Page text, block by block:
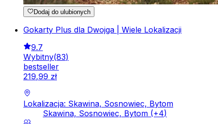
Dodaj do ulubionych
Gokarty Plus dla Dwojga | Wiele Lokalizacji
9.7
Wybitny(83)
bestseller
219,99 zł
Lokalizacja: Skawina, Sosnowiec, Bytom
Skawina, Sosnowiec, Bytom (+4)